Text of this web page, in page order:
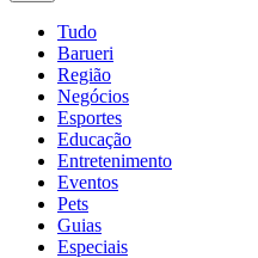
Tudo
Barueri
Região
Negócios
Esportes
Educação
Entretenimento
Eventos
Pets
Guias
Especiais